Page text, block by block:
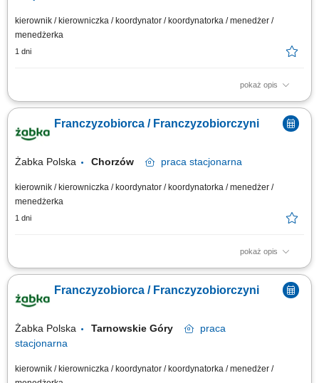
kierownik / kierowniczka / koordynator / koordynatorka / menedżer /
menedżerka
1 dni
pokaż opis
Główne zadania: Prowadzenie własnej działalności gospodarczej w
oparciu o sprawdzony model biznesowy. Dbanie o wysoką jakość obsługi.
Monitorowanie stanów magazynowych i zamówień. Dostosowywanie
asortymentu sklepu do potrzeb lokalnego rynku. Współpraca z centralą w
Franczyzobiorca / Franczyzobiorczyni
Żabka Polska Chorzów praca stacjonarna
kierownik / kierowniczka / koordynator / koordynatorka / menedżer /
menedżerka
1 dni
pokaż opis
Główne zadania: Prowadzenie własnej działalności gospodarczej w
oparciu o sprawdzony model biznesowy. Dbanie o wysoką jakość obsługi.
Monitorowanie stanów magazynowych i zamówień. Dostosowywanie
asortymentu sklepu do potrzeb lokalnego rynku. Współpraca z centralą w
Franczyzobiorca / Franczyzobiorczyni
Żabka Polska Tarnowskie Góry
praca
stacjonarna
kierownik / kierowniczka / koordynator / koordynatorka / menedżer /